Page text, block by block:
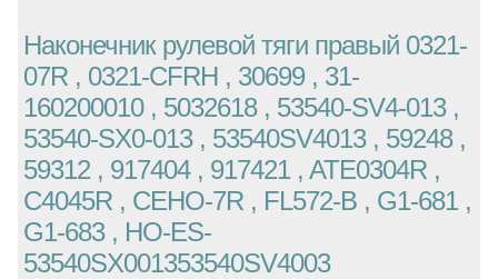
Наконечник рулевой тяги правый 0321-
07R , 0321-CFRH , 30699 , 31-
160200010 , 5032618 , 53540-SV4-013 ,
53540-SX0-013 , 53540SV4013 , 59248 ,
59312 , 917404 , 917421 , ATE0304R ,
C4045R , CEHO-7R , FL572-B , G1-681 ,
G1-683 , HO-ES-
53540SX001353540SV4003